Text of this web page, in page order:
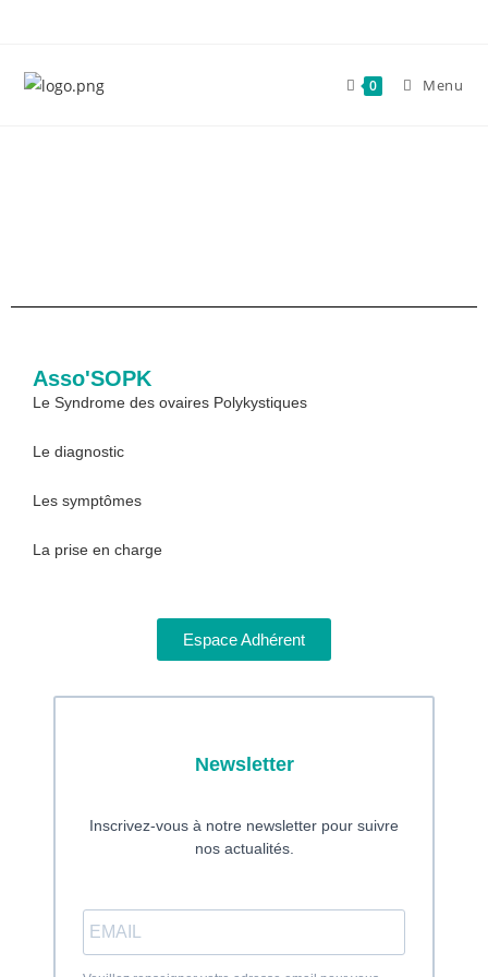
0 Menu
Asso'SOPK
Le Syndrome des ovaires Polykystiques
Le diagnostic
Les symptômes
La prise en charge
Espace Adhérent
Newsletter
Inscrivez-vous à notre newsletter pour suivre
nos actualités.